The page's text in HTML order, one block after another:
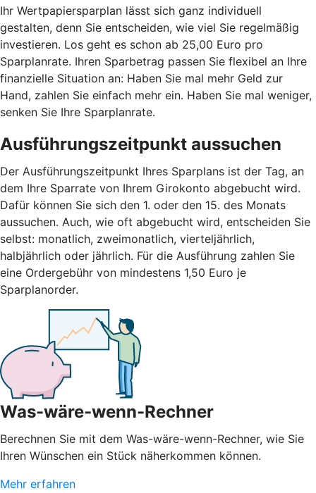
Ihr Wertpapiersparplan lässt sich ganz individuell
gestalten, denn Sie entscheiden, wie viel Sie regelmäßig
investieren. Los geht es schon ab 25,00 Euro pro
Sparplanrate. Ihren Sparbetrag passen Sie flexibel an Ihre
finanzielle Situation an: Haben Sie mal mehr Geld zur
Hand, zahlen Sie einfach mehr ein. Haben Sie mal weniger,
senken Sie Ihre Sparplanrate.
Ausführungszeitpunkt aussuchen
Der Ausführungszeitpunkt Ihres Sparplans ist der Tag, an
dem Ihre Sparrate von Ihrem Girokonto abgebucht wird.
Dafür können Sie sich den 1. oder den 15. des Monats
aussuchen. Auch, wie oft abgebucht wird, entscheiden Sie
selbst: monatlich, zweimonatlich, vierteljährlich,
halbjährlich oder jährlich. Für die Ausführung zahlen Sie
eine Ordergebühr von mindestens 1,50 Euro je
Sparplanorder.
Was-wäre-wenn-Rechner
Berechnen Sie mit dem Was-wäre-wenn-Rechner, wie Sie
Ihren Wünschen ein Stück näherkommen können.
Mehr erfahren